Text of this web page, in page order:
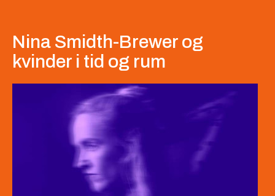
Nina Smidth-Brewer og
kvinder i tid og rum